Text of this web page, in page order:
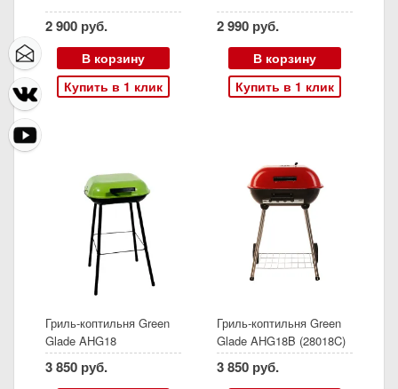
2 900 руб.
В корзину
Купить в 1 клик
2 990 руб.
В корзину
Купить в 1 клик
Гриль-коптильня Green
Glade AHG18
3 850 руб.
Гриль-коптильня Green
Glade AHG18B (28018C)
3 850 руб.